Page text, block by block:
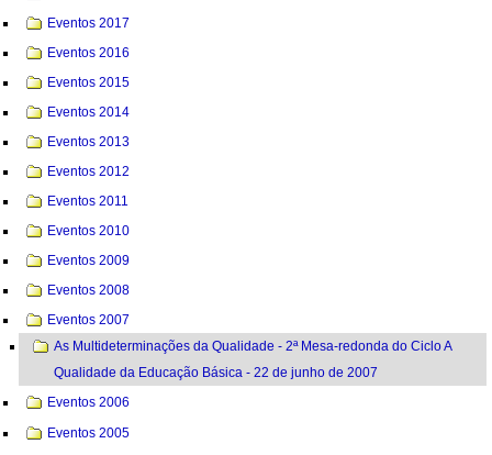
Eventos 2017
Eventos 2016
Eventos 2015
Eventos 2014
Eventos 2013
Eventos 2012
Eventos 2011
Eventos 2010
Eventos 2009
Eventos 2008
Eventos 2007
As Multideterminações da Qualidade - 2ª Mesa-redonda do Ciclo A
Qualidade da Educação Básica - 22 de junho de 2007
Eventos 2006
Eventos 2005